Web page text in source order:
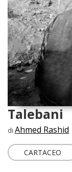
Talebani
di Ahmed Rashid
CARTACEO